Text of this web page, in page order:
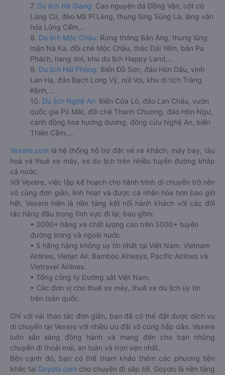
7. Du lịch Hà Giang: Cao nguyên đá Đồng Văn, cột cờ
Lũng Cú, đèo Mã Pí Lèng, thung lũng Sủng Là, làng văn
hóa Lũng Cẩm,...
8. Du lịch Mộc Châu: Rừng thông Bản Áng, thung lũng
mận Nà Ka, đồi chè Mộc Châu, thác Dải Yếm, bản Pa
Phách, hang dơi, khu du lịch Happy Land,...
9. Du lịch Hải Phòng: Biển Đồ Sơn, đảo Hòn Dấu, vịnh
Lan Hạ, đảo Bạch Long Vỹ, núi Voi, khu di tích Tràng
Kênh,...
10. Du lịch Nghệ An: Biển Cửa Lò, đảo Lan Châu, vườn
quốc gia Pù Mát, đồi chè Thanh Chương, đảo Hòn Ngư,
cánh đồng hoa hướng dương, đồng cừu Nghệ An, biển
Thiên Cầm,...
Vexere.com là hệ thống hỗ trợ đặt vé xe khách, máy bay, tàu
hoả và thuê xe máy, xe du lịch trên nhiều tuyến đường khắp
cả nước.
Với Vexere, việc lập kế hoạch cho hành trình di chuyển trở nên
vô cùng đơn giản, linh hoạt và được cá nhân hóa hơn bao giờ
hết. Vexere hiện là nền tảng kết nối hành khách với các đối
tác hàng đầu trong lĩnh vực đi lại, bao gồm:
• 2000+ hãng xe chất lượng cao trên 5000+ tuyến
đường trong và ngoài nước.
• 5 hãng hàng không uy tín nhất tại Việt Nam: Vietnam
Airlines, Vietjet Air, Bamboo Airways, Pacific Airlines và
Vietravel Airlines.
• Tổng công ty Đường sắt Việt Nam.
• Các đơn vị cho thuê xe máy, thuê xe du lịch uy tín
trên toàn quốc.
Chỉ với vài thao tác đơn giản, bạn đã có thể đặt được dịch vụ
di chuyển tại Vexere với nhiều ưu đãi vô cùng hấp dẫn. Vexere
luôn sẵn sàng đồng hành và mang đến cho bạn những
chuyến đi thoải mái, an toàn và trọn vẹn nhất.
Bên cạnh đó, bạn có thể tham khảo thêm các phương tiện
khác tại Goyolo.com cho chuyến đi sắp tới. Goyolo là nền tảng